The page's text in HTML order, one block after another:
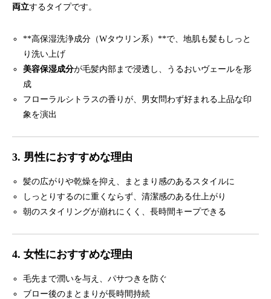
両立するタイプです。
**高保湿洗浄成分（Wタウリン系）**で、地肌も髪もしっと
り洗い上げ
美容保湿成分が毛髪内部まで浸透し、うるおいヴェールを形
成
フローラルシトラスの香りが、男女問わず好まれる上品な印
象を演出
3. 男性におすすめな理由
髪の広がりや乾燥を抑え、まとまり感のあるスタイルに
しっとりするのに重くならず、清潔感のある仕上がり
朝のスタイリングが崩れにくく、長時間キープできる
4. 女性におすすめな理由
毛先まで潤いを与え、パサつきを防ぐ
ブロー後のまとまりが長時間持続